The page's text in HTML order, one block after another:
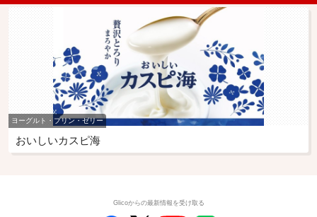
ヨーグルト・プリン・ゼリー
おいしいカスピ海
Glicoからの最新情報を受け取る